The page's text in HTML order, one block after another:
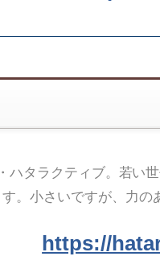
ハタラクティブ。若い
す。小さいですが、力の
https://